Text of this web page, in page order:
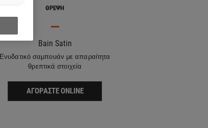
ΘΡΈΨΗ
Bain Satin
Ενυδατικό σαμπουάν με απαραίτητα
θρεπτικά στοιχεία
ΑΓΟΡΆΣΤΕ ONLINE